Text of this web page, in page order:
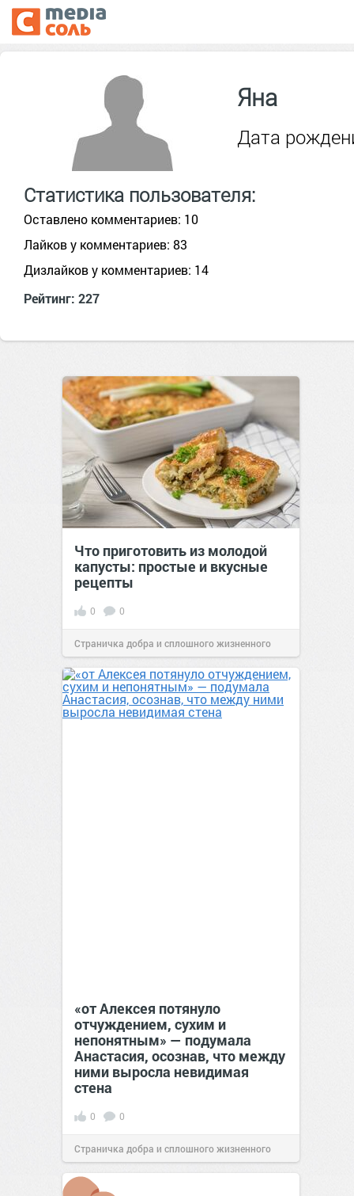
Яна
Дата
Статистика пользователя:
Оставлено комментариев: 10
Лайков у комментариев: 83
Дизлайков у комментариев: 14
Рейтинг: 227
Что приготовить из молодой
капусты: простые и вкусные
рецепты
0 0
Страничка добра и сплошного жизненного
позитива! 16:38Сегодня
«от Алексея потянуло
отчуждением, сухим и
непонятным» — подумала
Анастасия, осознав, что между
ними выросла невидимая
стена
0 0
Страничка добра и сплошного жизненного
позитива! 13:38 Сегодня